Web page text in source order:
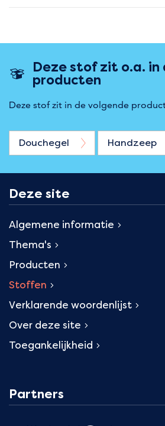
Deze stof zit o.a. in
producten
Deze stof zit in de volgende
Douchegel Handzeep
Deze site
Algemene informatie
Thema's
Producten
Stoffen
Verklarende woordenlijst
Over deze site
Toegankelijkheid
Partners